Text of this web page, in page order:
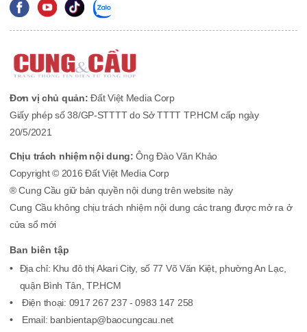
Đơn vị chủ quản: Đất Việt Media Corp
Giấy phép số 38/GP-STTTT do Sở TTTT TP.HCM cấp ngày
20/5/2021
Chịu trách nhiệm nội dung:Ông Đào Văn Khảo
Copyright © 2016 Đất Việt Media Corp
® Cung Cầu giữ bản quyền nội dung trên website này
Cung Cầu không chịu trách nhiệm nội dung các trang được mở ra ở
cửa sổ mới
Ban biên tập
Địa chỉ: Khu đô thị Akari City, số 77 Võ Văn Kiệt, phường An Lạc,
quận Bình Tân, TP.HCM
Điện thoại: 0917 267 237 - 0983 147 258
Email: banbientap@baocungcau.net